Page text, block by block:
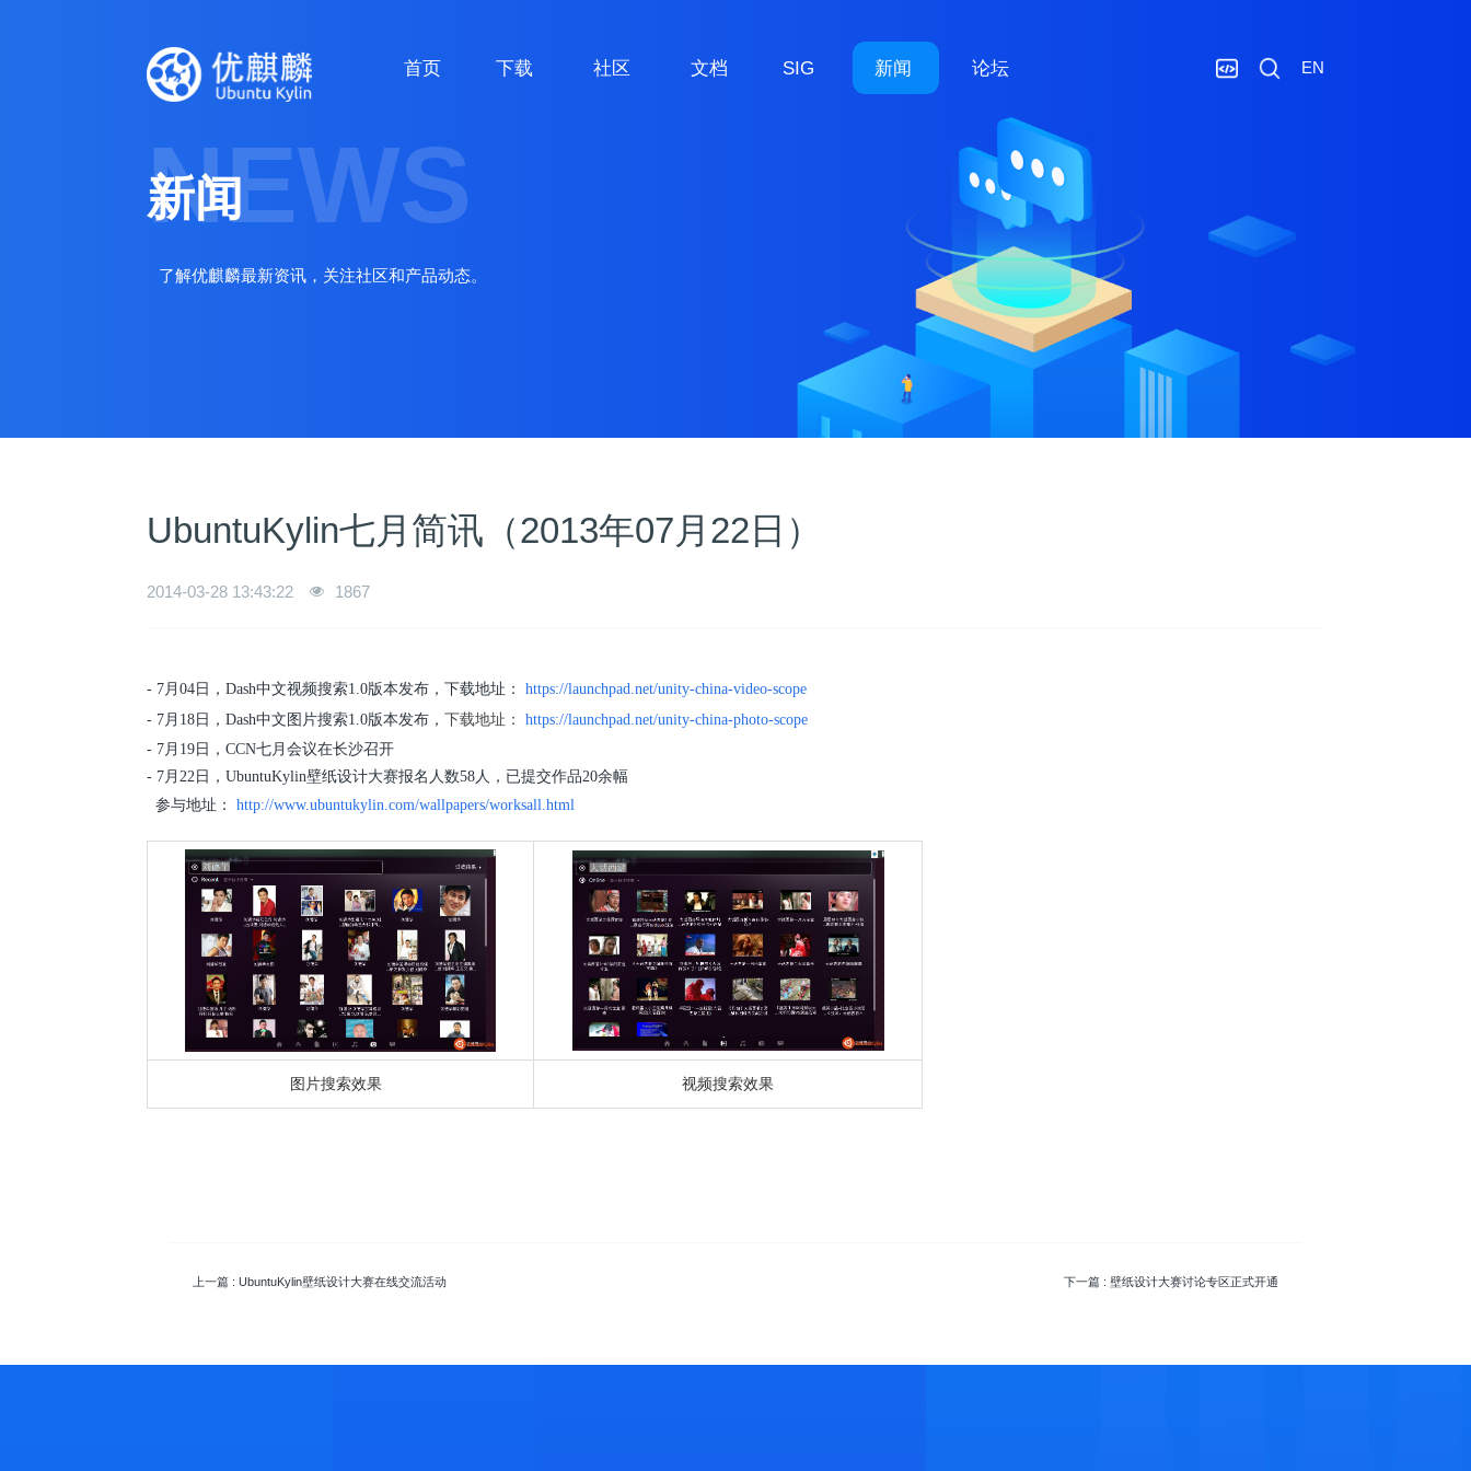
首页 下载 社区 文档 SIG 新闻 论坛 EN
NEWS
新闻
了解优麒麟最新资讯，关注社区和产品动态。
UbuntuKylin七月简讯（2013年07月22日）
2014-03-28 13:43:22 1867
- 7月04日，Dash中文视频搜索1.0版本发布，下载地址：https://launchpad.net/unity-china-video-scope
- 7月18日，Dash中文图片搜索1.0版本发布，下载地址：https://launchpad.net/unity-china-photo-scope
- 7月19日，CCN七月会议在长沙召开
- 7月22日，UbuntuKylin壁纸设计大赛报名人数58人，已提交作品20余幅
参与地址：http://www.ubuntukylin.com/wallpapers/worksall.html
图片搜索效果 视频搜索效果
上一篇 : UbuntuKylin壁纸设计大赛在线交流活动 下一篇 : 壁纸设计大赛讨论专区正式开通